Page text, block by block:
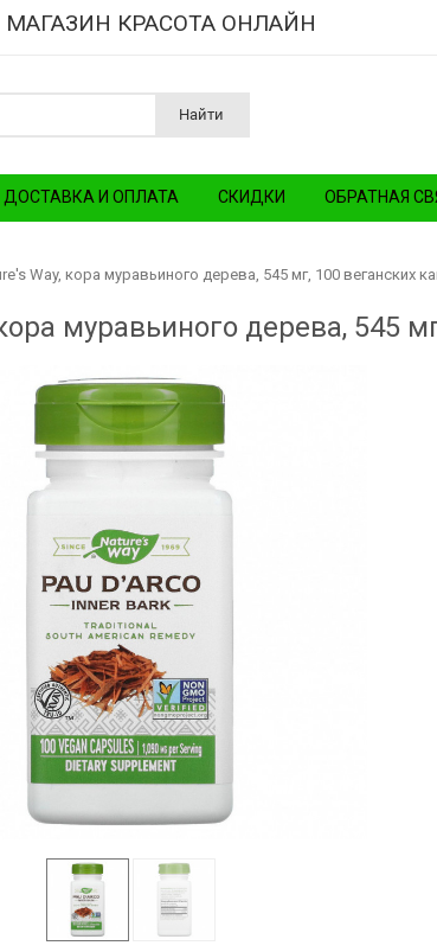
МАГАЗИН КРАСОТА ОНЛАЙН
Найти
ДОСТАВКА И ОПЛАТА СКИДКИ ОБРАТНАЯ
Way, кора муравьиного дерева, 545 мг, 100 веганских
муравьиного дерева, 545